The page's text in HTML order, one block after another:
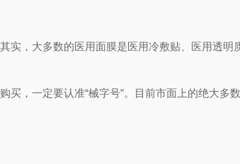
，大多数的医用面膜是医用冷敷贴、医用透明
，一定要认准“械字号”。目前市面上的绝大多